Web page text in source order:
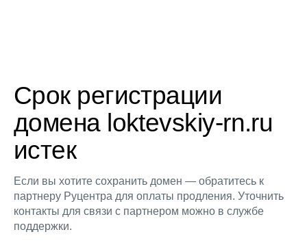
Срок регистрации
домена loktevskiy-rn.ru
истек
Если вы хотите сохранить домен — обратитесь к
партнеру Руцентра для оплаты продления. Уточнить
контакты для связи с партнером можно в службе
поддержки.